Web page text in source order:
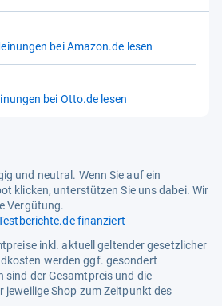
Flohmarkttisch,
Flohmarkttisch,
bei Amazon.de lesen
bei Otto.de lesen
und neutral. Wenn Sie auf ein
klicken, unterstützen Sie uns dabei. Wir
Vergütung.
finanziert
inkl. aktuell geltender gesetzlicher
werden ggf. gesondert
sind der Gesamtpreis und die
jeweilige Shop zum Zeitpunkt des